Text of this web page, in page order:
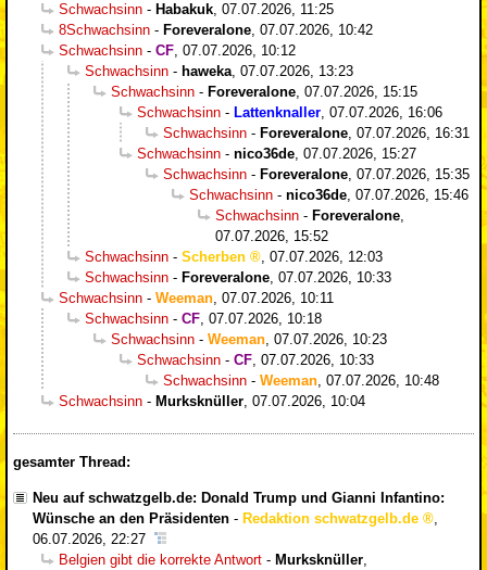
Schwachsinn - Habakuk, 07.07.2026, 11:25
8Schwachsinn - Foreveralone, 07.07.2026, 10:42
Schwachsinn - CF, 07.07.2026, 10:12
Schwachsinn - haweka, 07.07.2026, 13:23
Schwachsinn - Foreveralone, 07.07.2026, 15:15
Schwachsinn - Lattenknaller, 07.07.2026, 16:06
Schwachsinn - Foreveralone, 07.07.2026, 16:31
Schwachsinn - nico36de, 07.07.2026, 15:27
Schwachsinn - Foreveralone, 07.07.2026, 15:35
Schwachsinn - nico36de, 07.07.2026, 15:46
Schwachsinn - Foreveralone,
07.07.2026, 15:52
Schwachsinn - Scherben , 07.07.2026, 12:03
Schwachsinn - Foreveralone, 07.07.2026, 10:33
Schwachsinn - Weeman, 07.07.2026, 10:11
Schwachsinn - CF, 07.07.2026, 10:18
Schwachsinn - Weeman, 07.07.2026, 10:23
Schwachsinn - CF, 07.07.2026, 10:33
Schwachsinn - Weeman, 07.07.2026, 10:48
Schwachsinn - Murksknüller, 07.07.2026, 10:04
gesamter Thread:
Neu auf schwatzgelb.de: Donald Trump und Gianni Infantino:
Wünsche an den Präsidenten - Redaktion schwatzgelb.de
06.07.2026, 22:27
Belgien gibt die korrekte Antwort - Murksknüller